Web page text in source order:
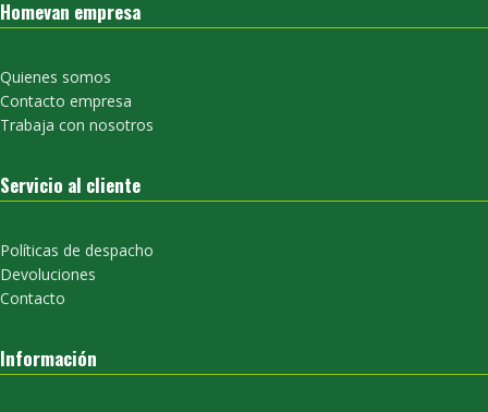
Homevan empresa
Quienes somos
Contacto empresa
Trabaja con nosotros
Servicio al cliente
Políticas de despacho
Devoluciones
Contacto
Información